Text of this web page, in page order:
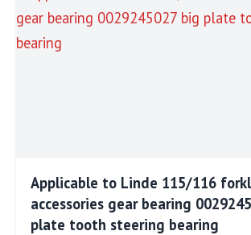
Applicable to Linde 115/116
accessories gear bearing
plate tooth steering bearing